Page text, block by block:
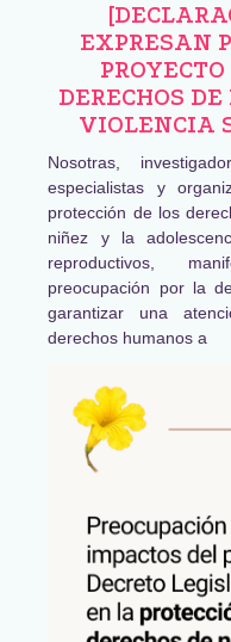
EXPRESAN
DERECHOS
VIOLENCIA
Nosotras,
especialistas y
protección de los
niñez y la
reproductivos,
preocupación por la
garantizar una
derechos humanos a